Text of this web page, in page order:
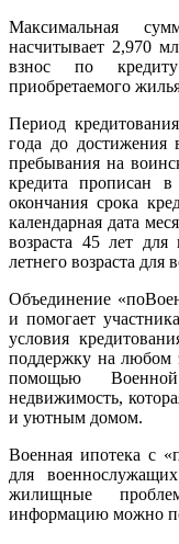
Максимальная
насчитывает 2,970
взнос по
приобретаемого
Период
года до достижения
пребывания на
кредита прописан
окончания срока
календарная дата
возраста 45 лет
летнего возраста
Объединение
и помогает
условия
поддержку на любом
помощью
недвижимость,
и уютным домом.
Военная ипотека с
для
жилищные
информацию можно